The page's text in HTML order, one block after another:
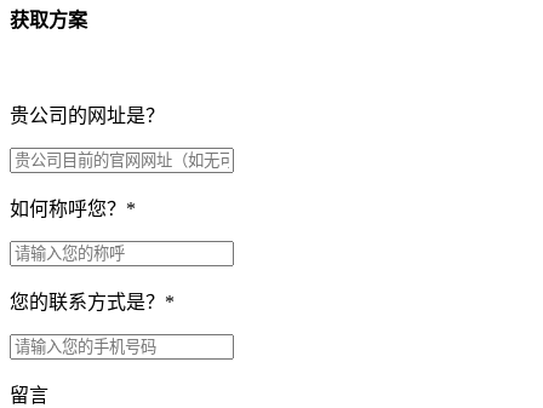
获取方案
贵公司的网址是？
如何称呼您？ *
您的联系方式是？ *
留言